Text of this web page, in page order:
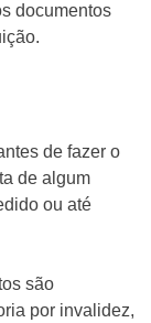
documentos
de fazer o
de algum
ou até
são
por invalidez,